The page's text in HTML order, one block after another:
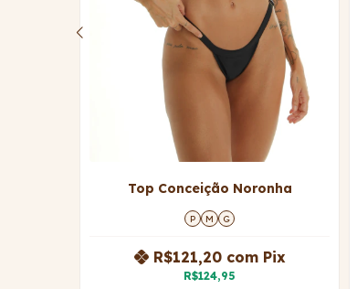
Top Conceição Noronha
P M G
R$124,95
R$121,20 com Pix